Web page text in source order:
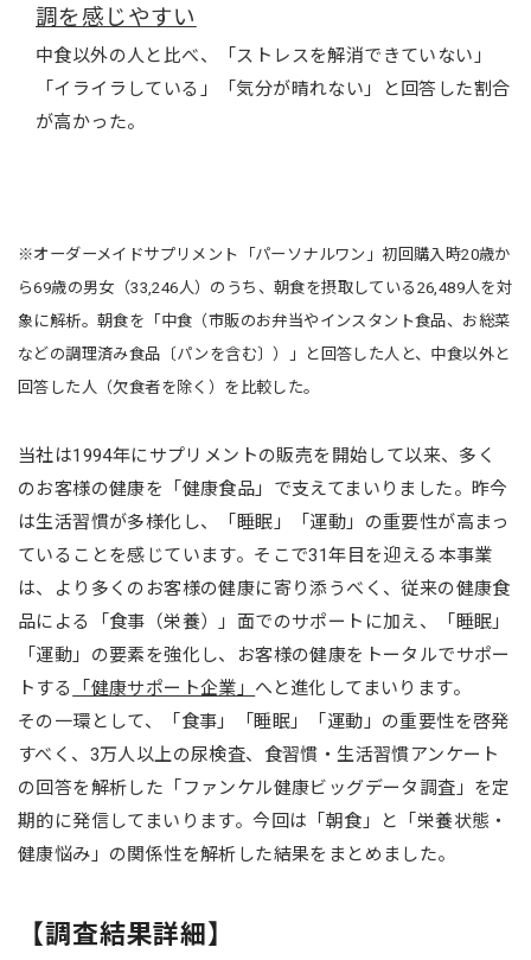
調を感じやすい
中食以外の人と比べ、「ストレスを解消できていない」
「イライラしている」「気分が晴れない」と回答した割合
が高かった。
※オーダーメイドサプリメント「パーソナルワン」初回購入時20歳か
ら69歳の男女（33,246人）のうち、朝食を摂取している26,489人を対
象に解析。朝食を「中食（市販のお弁当やインスタント食品、お総菜
などの調理済み食品〔パンを含む〕）」と回答した人と、中食以外と
回答した人（欠食者を除く）を比較した。
当社は1994年にサプリメントの販売を開始して以来、多く
のお客様の健康を「健康食品」で支えてまいりました。昨今
は生活習慣が多様化し、「睡眠」「運動」の重要性が高まっ
ていることを感じています。そこで31年目を迎える本事業
は、より多くのお客様の健康に寄り添うべく、従来の健康食
品による「食事（栄養）」面でのサポートに加え、「睡眠」
「運動」の要素を強化し、お客様の健康をトータルでサポー
トする 「健康サポート企業」 へと進化してまいります。
その一環として、「食事」「睡眠」「運動」の重要性を啓発
すべく、3万人以上の尿検査、食習慣・生活習慣アンケート
の回答を解析した「ファンケル健康ビッグデータ調査」を定
期的に発信してまいります。今回は「朝食」と「栄養状態・
健康悩み」の関係性を解析した結果をまとめました。
【調査結果詳細】